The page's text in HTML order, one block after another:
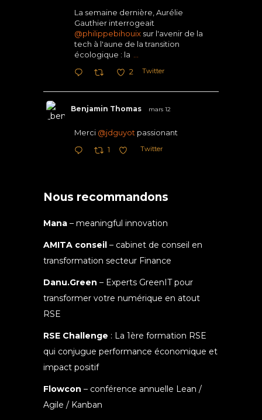
La semaine dernière, Aurélie
Gauthier interrogeait
@philippebihouix sur l'avenir de la
tech à l'aune de la transition
écologique : la
2 Twitter
Benjamin Thomas mars 12
Merci @jdguyot passionant
1 Twitter
Nous recommandons
Mana – meaningful innovation
AMITA conseil – cabinet de conseil en
transformation secteur Finance
Danu.Green – Experts GreenIT pour
transformer votre numérique en atout
RSE
RSE Challenge : La 1ère formation RSE
qui conjugue performance économique et
impact positif
Flowcon – conférence annuelle Lean /
Agile / Kanban